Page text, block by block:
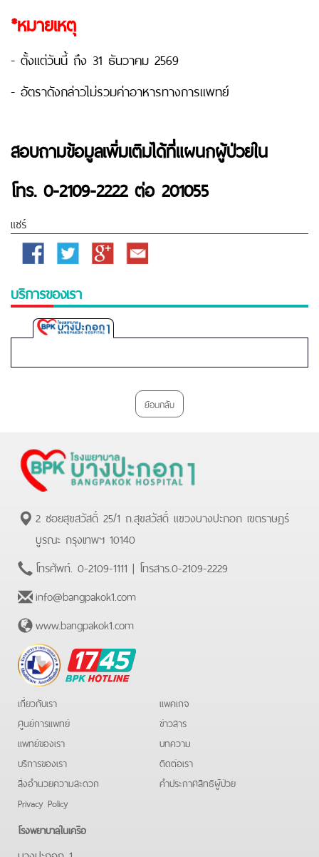
*หมายเหตุ
- ตั้งแต่วันนี้ ถึง 31 ธันวาคม 2569
- อัตราดังกล่าวไม่รวมค่าอาหารทางการแพทย์
สอบถามข้อมูลเพิ่มเติมได้ที่แผนกผู้ป่วยใน
โทร. 0-2109-2222 ต่อ 201055
แชร์
Facebook Twitter
Google
Email
บริการของเรา
Bangpakok
Hospital
ย้อนกลับ
2 ซอยสุขสวัสดิ์ 25/1 ถ.สุขสวัสดิ์ แขวงบางปะกอก เขตราษฏร์
บูรณะ กรุงเทพฯ 10140
โทรศัพท์. 0-2109-1111 | โทรสาร.0-2109-2229
info@bangpakok1.com
www.bangpakok1.com
BPK
Hotline
เกี่ยวกับเรา
ศูนย์การแพทย์
แพทย์ของเรา
บริการของเรา
สิ่งอำนวยความสะดวก
Privacy Policy
แพคเกจ
ข่าวสาร
บทความ
ติดต่อเรา
คําประกาศสิทธิผู้ป่วย
โรงพยาบาลในเครือ